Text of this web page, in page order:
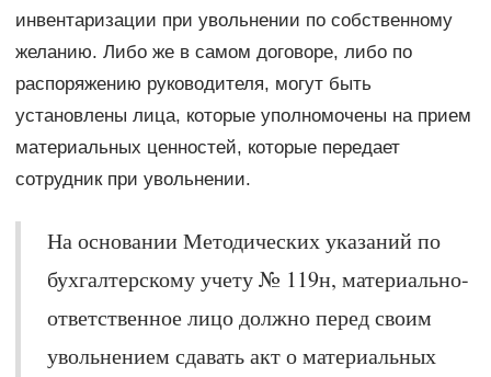
инвентаризации при увольнении по собственному
желанию. Либо же в самом договоре, либо по
распоряжению руководителя, могут быть
установлены лица, которые уполномочены на прием
материальных ценностей, которые передает
сотрудник при увольнении.
На основании Методических указаний по
бухгалтерскому учету № 119н, материально-
ответственное лицо должно перед своим
увольнением сдавать акт о материальных